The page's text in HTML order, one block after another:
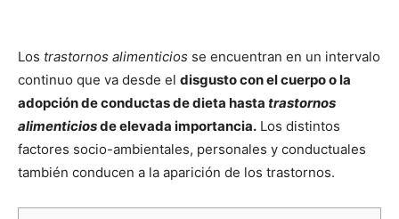
Los trastornos alimenticios se encuentran en un intervalo
continuo que va desde el disgusto con el cuerpo o la
adopción de conductas de dieta hasta trastornos
alimenticiosde elevada importancia. Los distintos
factores socio-ambientales, personales y conductuales
también conducen a la aparición de los trastornos.